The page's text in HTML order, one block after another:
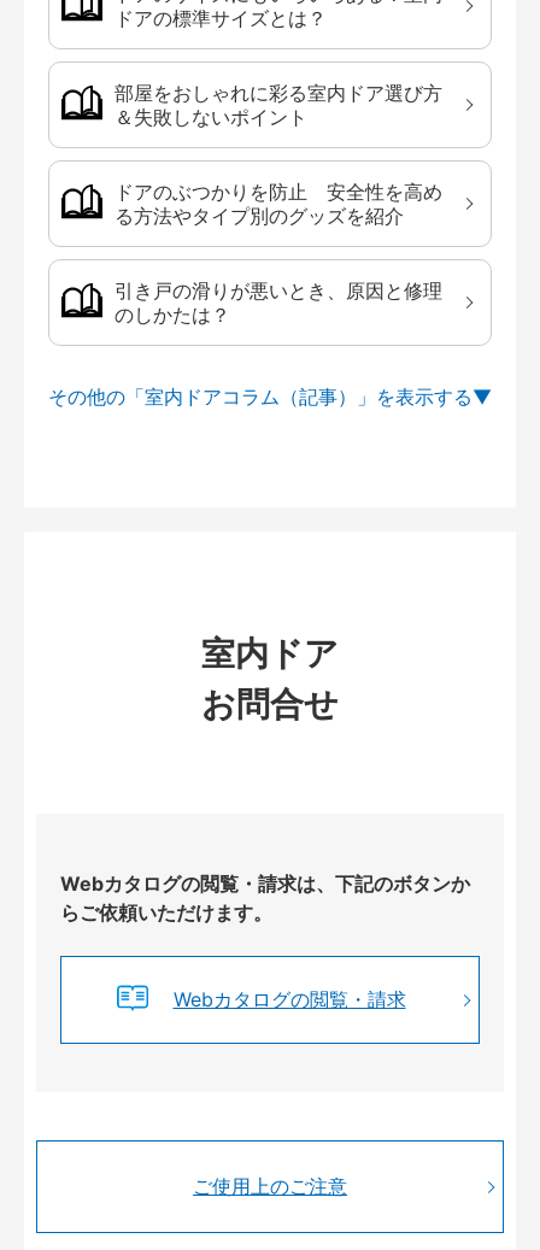
ドアの標準サイズとは？
部屋をおしゃれに彩る室内ドア選び方
＆失敗しないポイント
ドアのぶつかりを防止 安全性を高め
る方法やタイプ別のグッズを紹介
引き戸の滑りが悪いとき、原因と修理
のしかたは？
その他の「室内ドアコラム（記事）」を
室内ドア
お問合せ
Webカタログの閲覧・請求は、下記のボタンか
らご依頼いただけます。
Webカタログの閲覧・請求
ご使用上のご注意